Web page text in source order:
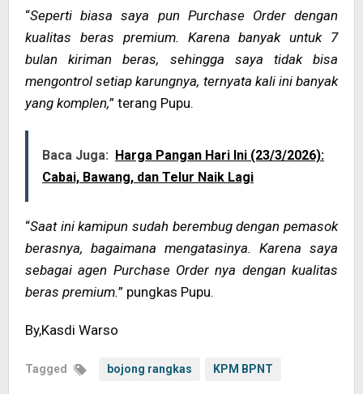
“Seperti biasa saya pun Purchase Order dengan
kualitas beras premium. Karena banyak untuk 7
bulan kiriman beras, sehingga saya tidak bisa
mengontrol setiap karungnya, ternyata kali ini banyak
yang komplen,” terang Pupu.
Baca Juga: Harga Pangan Hari Ini (23/3/2026):
Cabai, Bawang, dan Telur Naik Lagi
“Saat ini kamipun sudah berembug dengan pemasok
berasnya, bagaimana mengatasinya. Karena saya
sebagai agen Purchase Order nya dengan kualitas
beras premium.” pungkas Pupu.
By,Kasdi Warso
Tagged bojong rangkas KPM BPNT